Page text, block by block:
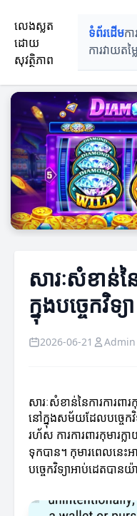
លេងស្លត
ដោយ
សុវត្ថិភាព
ទំព័រដើមក
ការវាយតម្
សារៈសំខាន់ន
ក្នុងបច្ចេកវិទ្យា
2026-06-21 Admin
សារៈសំខាន់នៃការការពារ
នៅក្នុងសម័យដែលបច្ចេក
រហ័ស ការការពារកុមារ
ទុកបាន។ កុមារ​ពេលនេ
បច្ចេកវិទ្យា​អាប់ដេតបា